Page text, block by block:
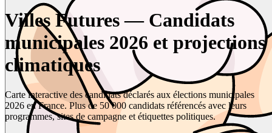
Villes Futures — Candidats
municipales 2026 et projections
climatiques
Carte interactive des candidats déclarés aux élections municipales
2026 en France. Plus de 50 000 candidats référencés avec leurs
programmes, sites de campagne et étiquettes politiques.